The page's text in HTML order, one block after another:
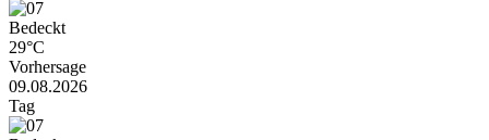
Bedeckt
29°C
Vorhersage
09.08.2026
Tag